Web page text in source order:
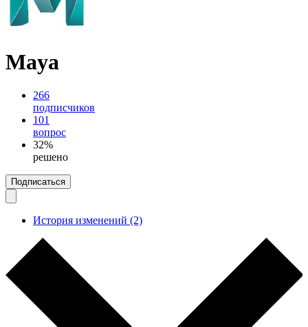
Maya
266
подписчиков
101
вопрос
32%
решено
Подписаться
История изменений (2)